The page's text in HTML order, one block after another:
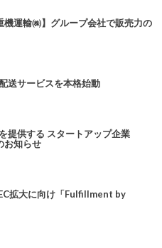
機運輸㈱】グループ会社で販売力の
送サービスを本格始動
提供する スタートアップ企業
お知らせ
拡大に向け「Fulfillment by